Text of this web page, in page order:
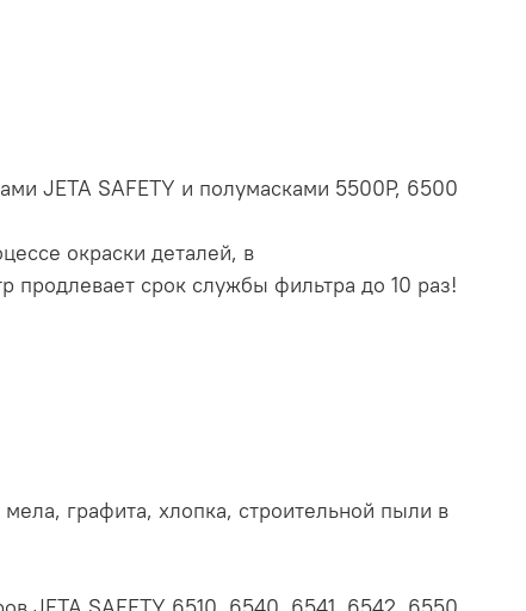
JETA SAFETY и полумасками 5500P, 6500
окраски деталей, в
срок службы фильтра до 10 раз!
графита, хлопка, строительной пыли в